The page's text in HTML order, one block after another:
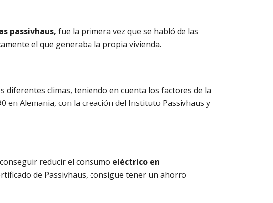
passivhaus, fue la primera vez que se habló de las
el que generaba la propia vivienda.
diferentes climas, teniendo en cuenta los factores de la
en Alemania, con la creación del Instituto Passivhaus y
reducir el consumo eléctrico en
de Passivhaus, consigue tener un ahorro